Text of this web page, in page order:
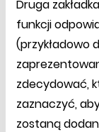
Druga
funkcji
(przykładowo
zdecydować,
zaznaczyć,
zostaną